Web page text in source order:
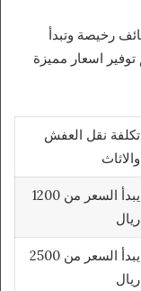
رخيصة وتبدأ
ويتم توفير اسعار مميزة
تكلفة نقل العفش
والاثاث
يبدأ السعر من 1200
ريال
يبدأ السعر من 2500
ريال